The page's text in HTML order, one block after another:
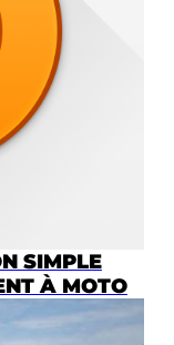
SIMPLE
À MOTO